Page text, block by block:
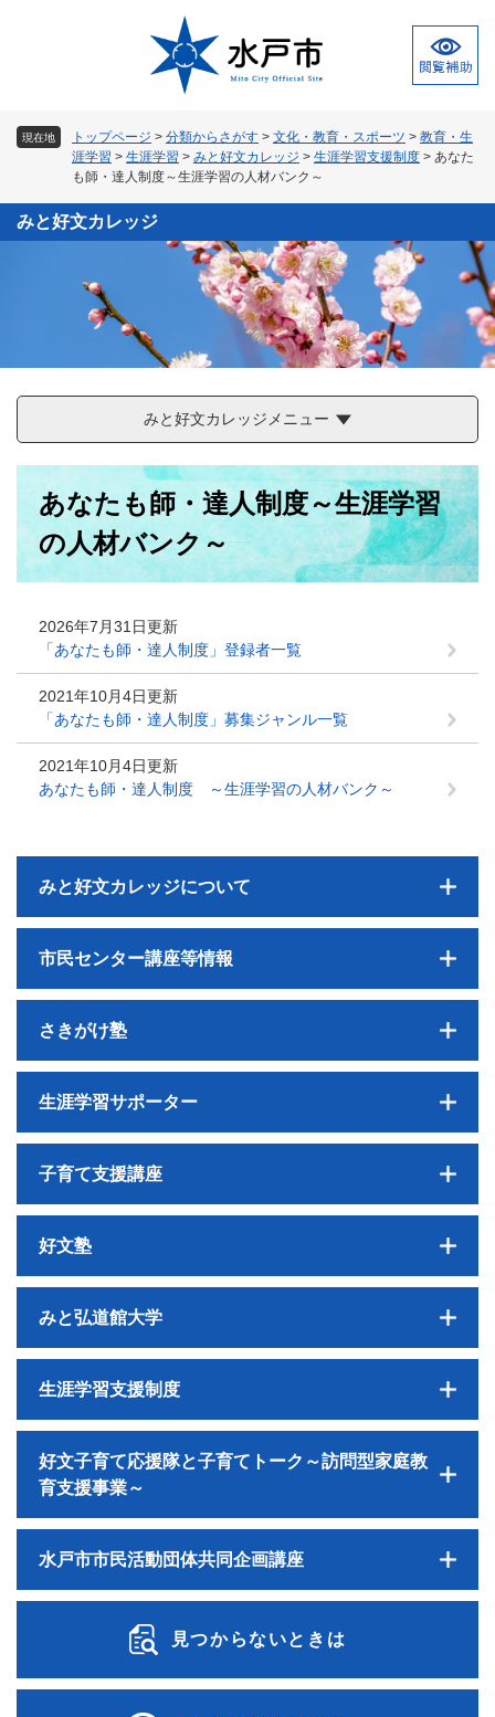
文
現在地 トップページ > 分類からさがす > 文化・教育・スポーツ > 教育・生
涯学習 > 生涯学習 > みと好文カレッジ > 生涯学習支援制度 > あなた
も師・達人制度～生涯学習の人材バンク～
みと好文カレッジ
みと好文カレッジメニュー
あなたも師・達人制度～生涯学習
の人材バンク～
2026年7月31日更新
「あなたも師・達人制度」登録者一覧
2021年10月4日更新
「あなたも師・達人制度」募集ジャンル一覧
2021年10月4日更新
あなたも師・達人制度 ～生涯学習の人材バンク～
みと好文カレッジについて
市民センター講座等情報
さきがけ塾
生涯学習サポーター
子育て支援講座
好文塾
みと弘道館大学
生涯学習支援制度
好文子育て応援隊と子育てトーク～訪問型家庭教
育支援事業～
水戸市市民活動団体共同企画講座
見つからないときは